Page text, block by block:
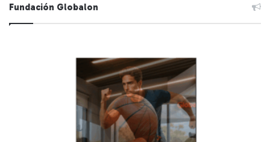
Fundación Globalon